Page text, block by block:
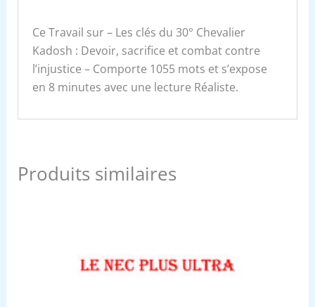
Ce Travail sur – Les clés du 30° Chevalier
Kadosh : Devoir, sacrifice et combat contre
l’injustice – Comporte 1055 mots et s’expose
en 8 minutes avec une lecture Réaliste.
Produits similaires